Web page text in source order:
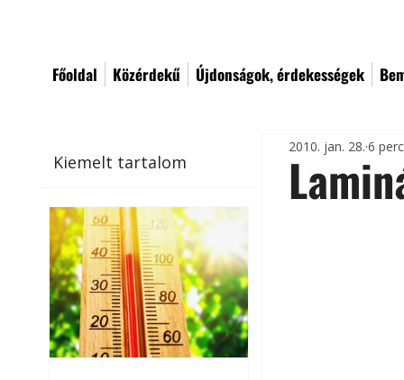
Főoldal Közérdekű Újdonságok, érdekességek
Kiemelt tartalom
2010. jan. 28. 6